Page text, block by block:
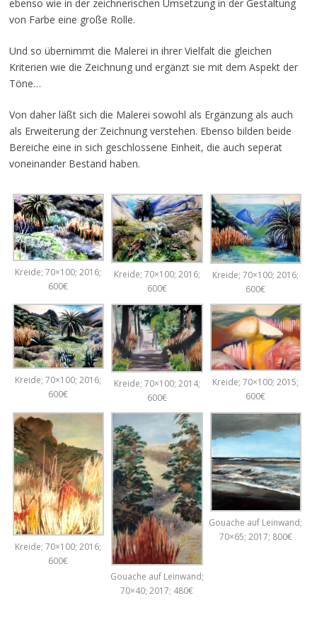
ebenso wie in der zeichnerischen Umsetzung in der Gestaltung
von Farbe eine große Rolle.
Und so übernimmt die Malerei in ihrer Vielfalt die gleichen
Kriterien wie die Zeichnung und ergänzt sie mit dem Aspekt der
Töne…
Von daher läßt sich die Malerei sowohl als Ergänzung als auch
als Erweiterung der Zeichnung verstehen. Ebenso bilden beide
Bereiche eine in sich geschlossene Einheit, die auch seperat
voneinander Bestand haben.
Kreide; 70×100; 2016;
600€
Kreide; 70×100; 2016;
600€
Kreide; 70×100; 2016;
600€
Kreide; 70×100; 2016;
600€
Kreide; 70×100; 2014;
600€
Kreide; 70×100; 2015;
600€
Kreide; 70×100; 2016;
600€
Gouache auf Leinwand;
70×40; 2017; 480€
Gouache auf Leinwand;
70×65; 2017; 800€